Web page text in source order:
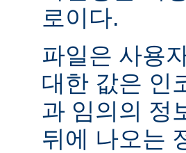
로이다.
파일은 사용
대한 값은 인
과 임의의 정
뒤에 나오는